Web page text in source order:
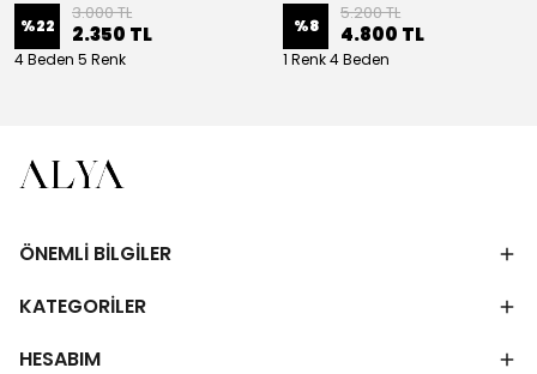
%22
3.000 TL
2.350 TL
4 Beden 5 Renk
%8
5.200 TL
4.800 TL
1 Renk 4 Beden
ÖNEMLİ BİLGİLER
KATEGORİLER
HESABIM